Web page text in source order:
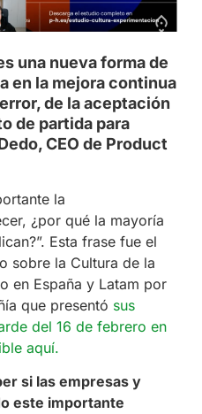
una nueva forma de
en la mejora continua
de la aceptación
de partida para
CEO de Product
la
¿por qué la mayoría
Esta frase fue el
sobre la Cultura de la
en España y Latam por
que presentó sus
del 16 de febrero en
aquí.
si las empresas y
este importante